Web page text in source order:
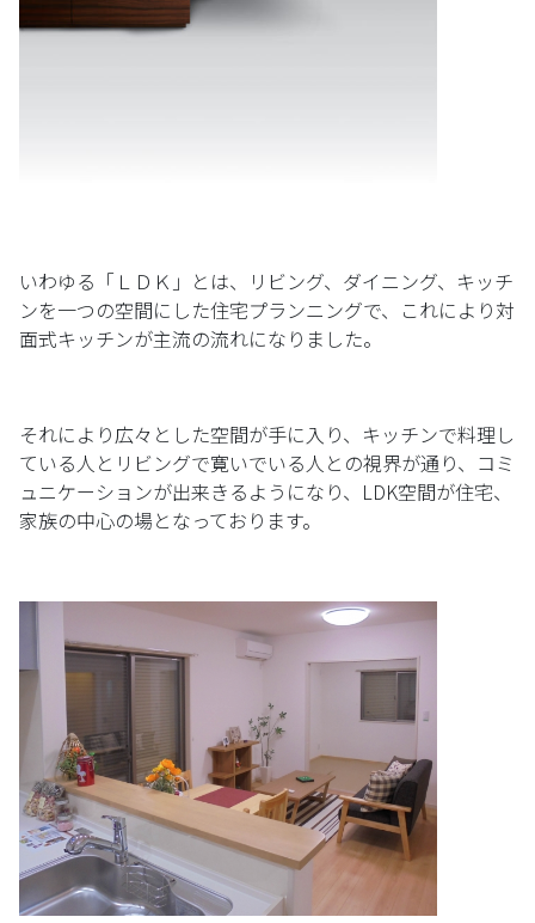
いわゆる「ＬＤＫ」とは、リビング、ダイニング、キッチ
ンを一つの空間にした住宅プランニングで、これにより対
面式キッチンが主流の流れになりました。
それにより広々とした空間が手に入り、キッチンで料理し
ている人とリビングで寛いでいる人との視界が通り、コミ
ュニケーションが出来きるようになり、LDK空間が住宅、
家族の中心の場となっております。